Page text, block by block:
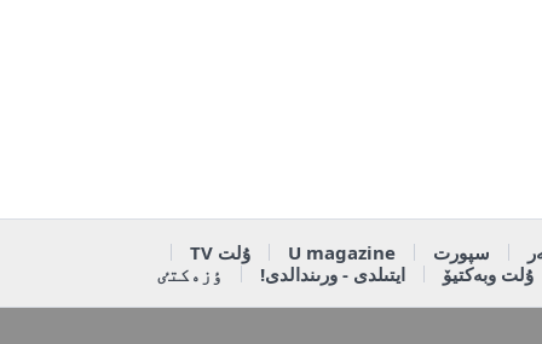
سپورت U magazine
ۇلت TV
ۇلت وبەكتيۆ
ايتىلدى - ورىندالدى! ٶزەكتٸ